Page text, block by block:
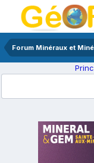
Forum Minéraux et